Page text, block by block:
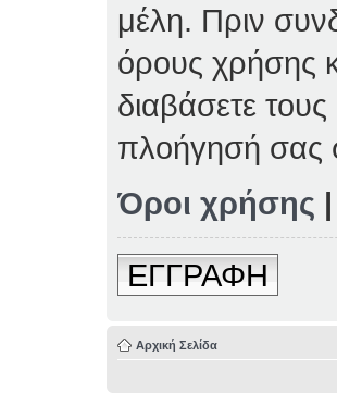
μέλη. Πριν
όρους χρήσης
διαβάσετε
πλοήγησή σας
Όροι χρήσης |
ΕΓΓΡΑΦΗ
Αρχική Σελίδα